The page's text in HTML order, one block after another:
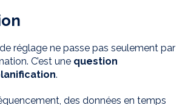
réglage ne passe pas seulement par
C’est une question
.
des données en temps